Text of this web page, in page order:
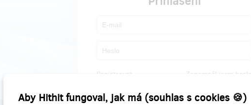
Aby Hithit fungoval, jak má (souhlas s cookies 🍪)
Registrovat Zapomněl jsem heslo